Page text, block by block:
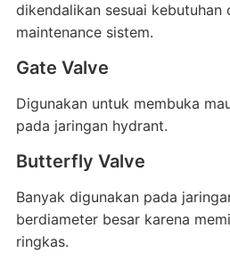
dikendalikan sesuai kebutuhan
maintenance sistem.
Gate Valve
Digunakan untuk membuka
pada jaringan hydrant.
Butterfly Valve
Banyak digunakan pada
berdiameter besar karena
ringkas.